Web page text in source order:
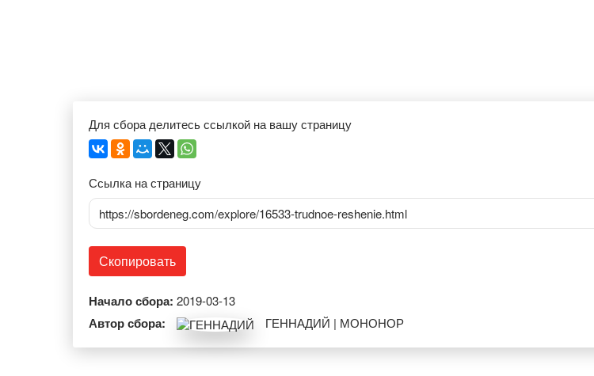
Для сбора делитесь ссылкой на вашу страницу
Ссылка на страницу
https://sbordeneg.com/explore/16533-trudnoe-reshenie.html
Скопировать
Начало сбора: 2019-03-13
Автор сбора: ГЕННАДИЙ | МОНОНОР